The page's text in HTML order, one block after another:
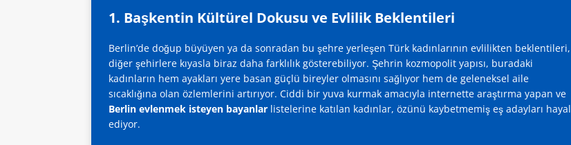
1. Başkentin Kültürel Dokusu ve Evlilik Beklentileri
Berlin’de doğup büyüyen ya da sonradan bu şehre yerleşen Türk kadınlarının evlilikten beklentileri,
diğer şehirlere kıyasla biraz daha farklılık gösterebiliyor. Şehrin kozmopolit yapısı, buradaki
kadınların hem ayakları yere basan güçlü bireyler olmasını sağlıyor hem de geleneksel aile
sıcaklığına olan özlemlerini artırıyor. Ciddi bir yuva kurmak amacıyla internette araştırma yapan ve
Berlin evlenmek isteyen bayanlar listelerine katılan kadınlar, özünü kaybetmemiş eş adayları hayal
ediyor.